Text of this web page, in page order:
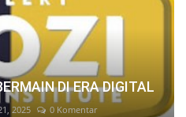
DI ERA DIGITAL
2025
0 Komentar